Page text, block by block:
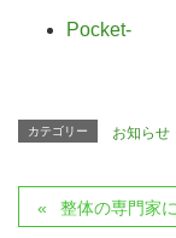
Pocket-
カテゴリー お知らせ
整体の専門家